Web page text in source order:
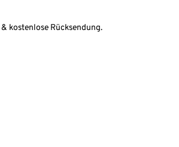
kostenlose Rücksendung.